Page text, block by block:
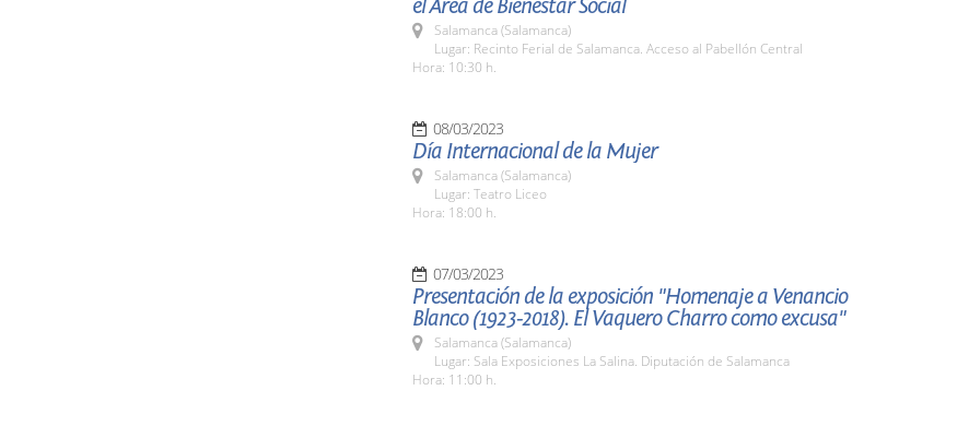
el Área de Bienestar Social
Salamanca (Salamanca)
Lugar: Recinto Ferial de Salamanca. Acceso al Pabellón Central
Hora: 10:30 h.
08/03/2023
Día Internacional de la Mujer
Salamanca (Salamanca)
Lugar: Teatro Liceo
Hora: 18:00 h.
07/03/2023
Presentación de la exposición "Homenaje a Venancio
Blanco (1923-2018). El Vaquero Charro como excusa"
Salamanca (Salamanca)
Lugar: Sala Exposiciones La Salina. Diputación de Salamanca
Hora: 11:00 h.